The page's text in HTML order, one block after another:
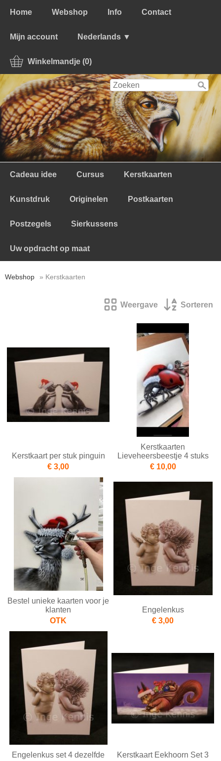
Home Webshop Info Contact
Mijn account Nederlands ▼
Winkelmandje (0)
Cadeau idee Cursus Kerstkaarten
Kunstdruk Originelen Postkaarten
Postzegels Sierkussens
Uw opdracht op maat
Webshop » Kerstkaarten
Weergave Sorteren
Kerstkaart per stuk pinguin
€ 3,00
Kerstkaarten
Lieveheersbeestje 4 stuks
€ 10,00
Bestel unieke kaarten voor je
klanten
OTK
Engelenkus
€ 3,00
Engelenkus set 4 dezelfde
Kerstkaart Eekhoorn Set 3